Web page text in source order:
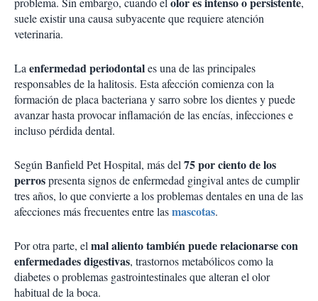
suele existir una causa subyacente que requiere atención
veterinaria.
Laenfermedad periodontales una de las principales
responsables de la halitosis. Esta afección comienza con la
formación de placa bacteriana y sarro sobre los dientes y puede
avanzar hasta provocar inflamación de las encías, infecciones e
incluso pérdida dental.
Según Banfield Pet Hospital, más del75 por ciento de los
perrospresenta signos de enfermedad gingival antes de cumplir
tres años, lo que convierte a los problemas dentales en una de las
afecciones más frecuentes entre lasmascotas.
Por otra parte, elmal aliento también puede relacionarse con
enfermedades digestivas, trastornos metabólicos como la
diabetes o problemas gastrointestinales que alteran el olor
habitual de la boca.